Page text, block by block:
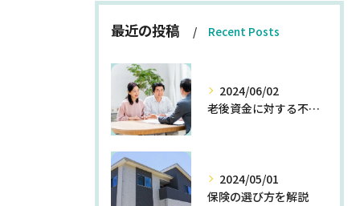
最近の投稿 Recent Posts
2024/06/02
老後資金に対する不安を解消する方法
2024/05/01
保険の選び方を解説